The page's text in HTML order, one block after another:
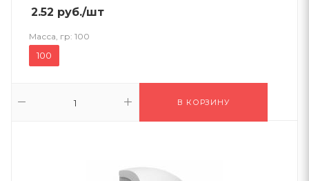
2.52 руб./шт
Масса, гр: 100
100
В КОРЗИНУ